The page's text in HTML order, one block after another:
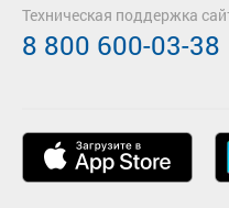
Техническая поддержка
8 800 600-03-38